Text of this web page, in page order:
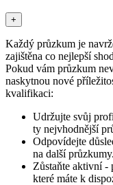
+
Každý průzkum je
zajištěna co nejlepší
Pokud vám průzkum
naskytnou nové
kvalifikaci:
Udržujte svůj
ty nejvhodnější
Odpovídejte
na další průzkumy.
Zůstaňte aktivní -
které máte k